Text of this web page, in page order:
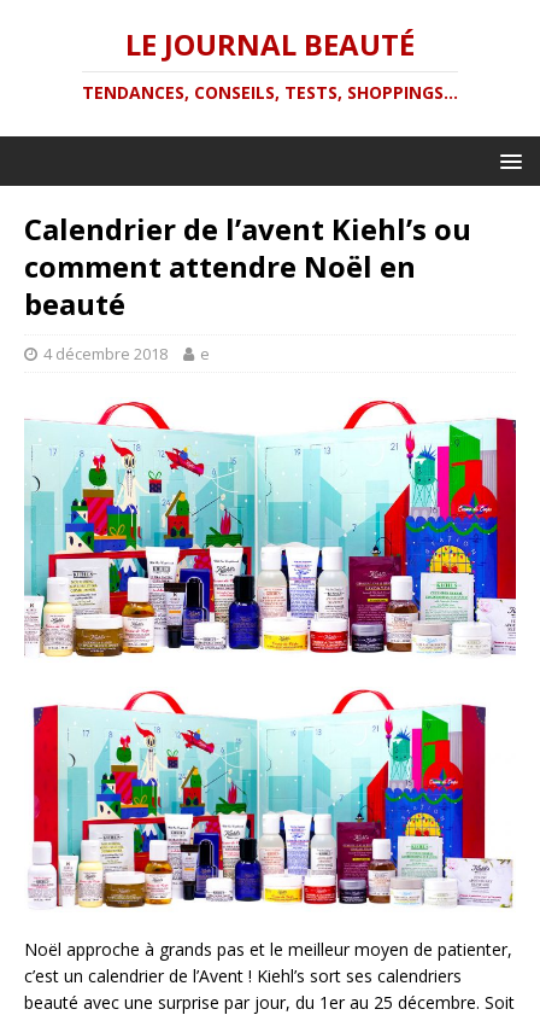
LE JOURNAL BEAUTÉ
TENDANCES, CONSEILS, TESTS, SHOPPINGS...
Calendrier de l’avent Kiehl’s ou
comment attendre Noël en
beauté
4 décembre 2018 e
Noël approche à grands pas et le meilleur moyen de patienter,
c’est un calendrier de l’Avent ! Kiehl’s sort ses calendriers
beauté avec une surprise par jour, du 1er au 25 décembre. Soit